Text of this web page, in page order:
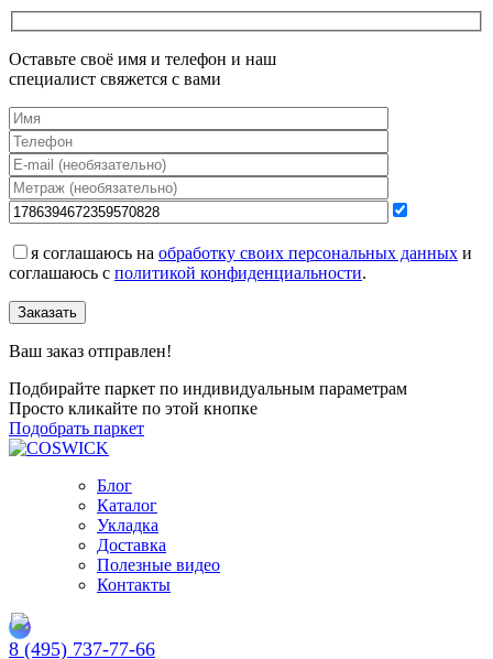
Оставьте своё имя и телефон и наш
специалист свяжется с вами
я соглашаюсь на обработку своих персональных данных и
соглашаюсь с политикой конфиденциальности.
Заказать
Ваш заказ отправлен!
Подбирайте паркет по индивидуальным параметрам
Просто кликайте по этой кнопке
Подобрать паркет
Блог
Каталог
Укладка
Доставка
Полезные видео
Контакты
8 (495) 737-77-66